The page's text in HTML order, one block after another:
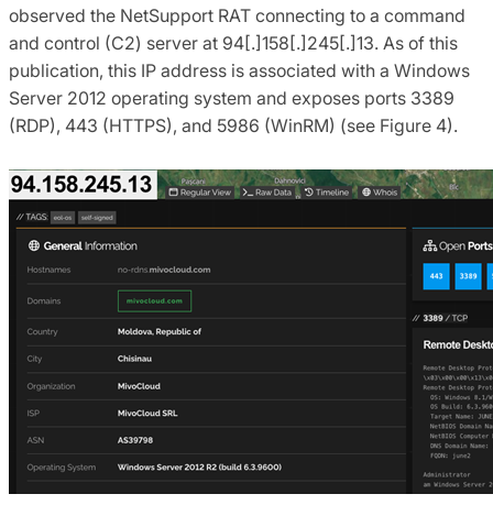
observed the NetSupport RAT connecting to a command
and control (C2) server at 94[.]158[.]245[.]13. As of this
publication, this IP address is associated with a Windows
Server 2012 operating system and exposes ports 3389
(RDP), 443 (HTTPS), and 5986 (WinRM) (see Figure 4).